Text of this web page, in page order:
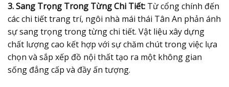
3. Sang Trọng Trong Từng Chi Tiết: Từ cổng chính đến
các chi tiết trang trí, ngôi nhà mái thái Tân An phản ánh
sự sang trọng trong từng chi tiết. Vật liệu xây dựng
chất lượng cao kết hợp với sự chăm chút trong việc lựa
chọn và sắp xếp đồ nội thất tạo ra một không gian
sống đẳng cấp và đầy ấn tượng.